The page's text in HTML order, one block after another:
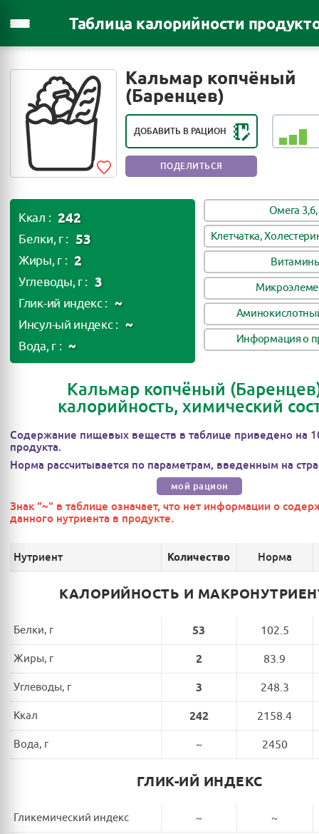
Таблица калорийности
Кальмар копчёный
(Баренцев)
ДОБАВИТЬ В РАЦИОН
РЕЙТИНГ ПОЛЕЗНОСТИ ПРОДУКТА:
ПОЛЕЗЕН В НЕБОЛЬШИХ
КОЛИЧЕСТВАХ
ПОДЕЛИТЬСЯ
Ккал : 242
Белки, г : 53
Жиры, г : 2
Углеводы, г : 3
Глик-ий индекс : ~
Инсул-ый индекс : ~
Вода, г : ~
Омега
Клетчатка,
Информация о
Кальмар копчёный
калорийность, химический
Содержание пищевых веществ в таблице приведено на
продукта.
Норма рассчитывается по параметрам, введенным на
мой рацион
Знак "~" в таблице означает, что нет информации о
данного нутриента в продукте.
Нутриент Количество Норма
КАЛОРИЙНОСТЬ И
Белки, г 53 102.5
Жиры, г 2 83.9
Углеводы, г 3 248.3
Ккал 242 2158.4
Вода, г ~ 2450
ГЛИК-ИЙ ИНДЕКС
Гликемический индекс ~ ~